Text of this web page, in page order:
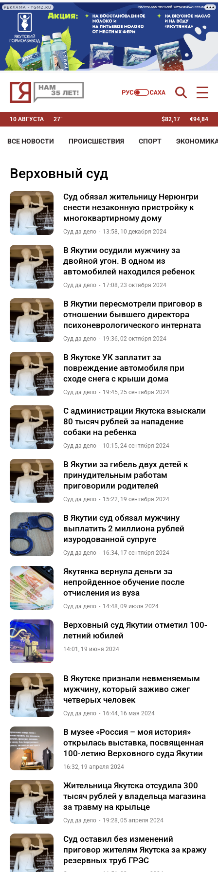
РЕКЛАМА • YGMZ.RU
10 АВГУСТА 27° $82,17 €94,84
ВСЕ НОВОСТИ ПРОИСШЕСТВИЯ СПОРТ
Верховный суд
Суд обязал жительницу Нерюнгри
снести незаконную пристройку к
многоквартирному дому
Суд да дело 13:58, 10 декабря 2024
В Якутии осудили мужчину за
двойной угон. В одном из
автомобилей находился ребенок
Суд да дело 17:08, 23 октября 2024
В Якутии пересмотрели приговор в
отношении бывшего директора
психоневрологического интерната
Суд да дело 19:36, 02 октября 2024
В Якутске УК заплатит за
повреждение автомобиля при
сходе снега с крыши дома
Суд да дело 19:45, 25 сентября 2024
С администрации Якутска взыскали
80 тысяч рублей за нападение
собаки на ребенка
Суд да дело 10:15, 24 сентября 2024
В Якутии за гибель двух детей к
принудительным работам
приговорили родителей
Суд да дело 15:22, 19 сентября 2024
В Якутии суд обязал мужчину
выплатить 2 миллиона рублей
изуродованной супруге
Суд да дело 16:34, 17 сентября 2024
Якутянка вернула деньги за
непройденное обучение после
отчисления из вуза
Суд да дело 14:48, 09 июля 2024
Верховный суд Якутии отметил 100-
летний юбилей
14:01, 19 июня 2024
В Якутске признали невменяемым
мужчину, который заживо сжег
четверых человек
Суд да дело 16:44, 16 мая 2024
В музее «Россия – моя история»
открылась выставка, посвященная
100-летию Верховного суда Якутии
16:32, 19 апреля 2024
Жительница Якутска отсудила 300
тысяч рублей у владельца магазина
за травму на крыльце
Суд да дело 19:28, 05 апреля 2024
Суд оставил без изменений
приговор жителям Якутска за кражу
резервных труб ГРЭС